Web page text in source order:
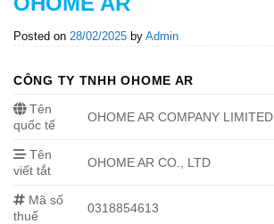
Posted on 28/02/2025 by Admin
CÔNG TY TNHH OHOME AR
Tên
quốc tế
OHOME AR COMPANY LIMITED
Tên
viết tắt
OHOME AR CO., LTD
Mã số
thuế
0318854613